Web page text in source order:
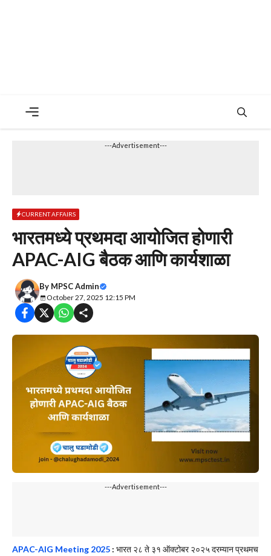
---Advertisement---
CURRENT AFFAIRS
भारतमध्ये प्रथमदा आयोजित होणारी
APAC-AIG बैठक आणि कार्यशाळा
By MPSC Admin
October 27, 2025 12:15 PM
---Advertisement---
APAC-AIG Meeting 2025 : भारत २८ ते ३१ ऑक्टोबर २०२५ दरम्यान प्रथमच